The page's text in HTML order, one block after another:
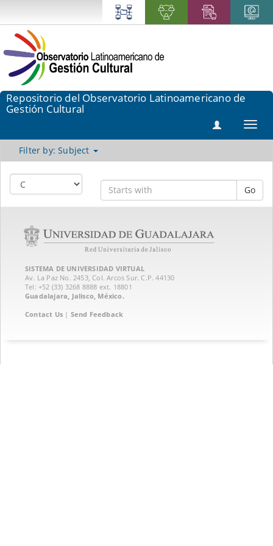
Repositorio del Observatorio Latinoamericano de
Gestión Cultural
Filter by: Subject
Go
SISTEMA DE UNIVERSIDAD VIRTUAL
Av. La Paz No. 2453, Col. Arcos Sur. C.P. 44130
Tel: +52 (33) 3268 8888‏ ext. 18801
Guadalajara, Jalisco, México.
Contact Us | Send Feedback